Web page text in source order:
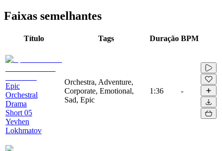
Faixas semelhantes
Título Tags Duração BPM
Epic
Orchestral
Drama
Short 05
Yevhen
Lokhmatov
Orchestra, Adventure,
Corporate, Emotional,
Sad, Epic
1:36 -